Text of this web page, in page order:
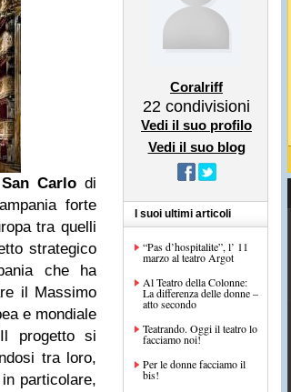
San Carlo di
forte
tra quelli
strategico
che ha
il Massimo
e mondiale
Il progetto si
tra loro,
particolare,
Coralriff
22 condivisioni
Vedi il suo profilo
Vedi il suo blog
I suoi ultimi articoli
“Pas d’hospitalite”, l’ 11
marzo al teatro Argot
Al Teatro della Colonne:
La differenza delle donne –
atto secondo
Teatrando. Oggi il teatro lo
facciamo noi!
Per le donne facciamo il
bis!